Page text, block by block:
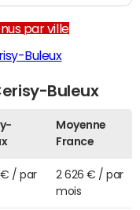
par ville
Buleux
Buleux
Moyenne
France
€ / par
2 626 € / par
mois